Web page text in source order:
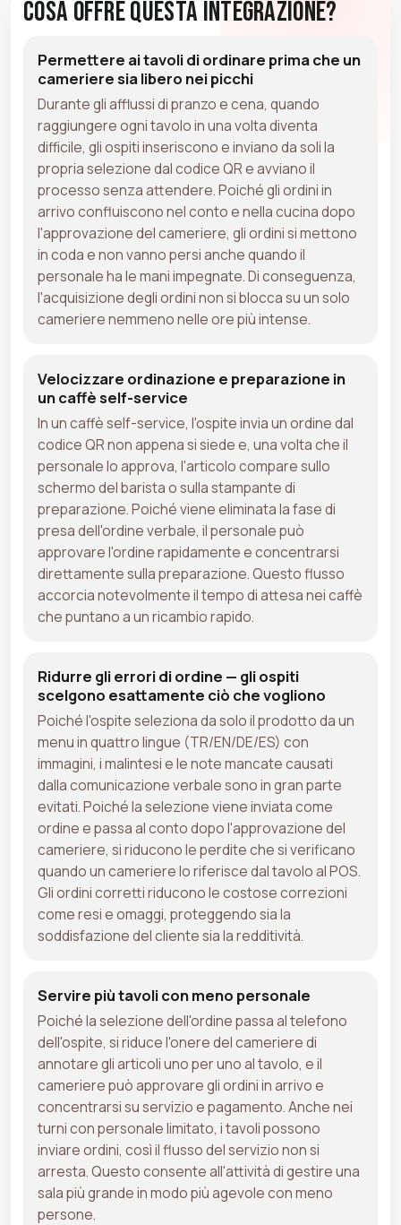
Cosa Offre Questa Integrazione?
Permettere ai tavoli di ordinare prima che un
cameriere sia libero nei picchi
Durante gli afflussi di pranzo e cena, quando
raggiungere ogni tavolo in una volta diventa
difficile, gli ospiti inseriscono e inviano da soli la
propria selezione dal codice QR e avviano il
processo senza attendere. Poiché gli ordini in
arrivo confluiscono nel conto e nella cucina dopo
l'approvazione del cameriere, gli ordini si mettono
in coda e non vanno persi anche quando il
personale ha le mani impegnate. Di conseguenza,
l'acquisizione degli ordini non si blocca su un solo
cameriere nemmeno nelle ore più intense.
Velocizzare ordinazione e preparazione in
un caffè self-service
In un caffè self-service, l'ospite invia un ordine dal
codice QR non appena si siede e, una volta che il
personale lo approva, l'articolo compare sullo
schermo del barista o sulla stampante di
preparazione. Poiché viene eliminata la fase di
presa dell'ordine verbale, il personale può
approvare l'ordine rapidamente e concentrarsi
direttamente sulla preparazione. Questo flusso
accorcia notevolmente il tempo di attesa nei caffè
che puntano a un ricambio rapido.
Ridurre gli errori di ordine — gli ospiti
scelgono esattamente ciò che vogliono
Poiché l'ospite seleziona da solo il prodotto da un
menu in quattro lingue (TR/EN/DE/ES) con
immagini, i malintesi e le note mancate causati
dalla comunicazione verbale sono in gran parte
evitati. Poiché la selezione viene inviata come
ordine e passa al conto dopo l'approvazione del
cameriere, si riducono le perdite che si verificano
quando un cameriere lo riferisce dal tavolo al POS.
Gli ordini corretti riducono le costose correzioni
come resi e omaggi, proteggendo sia la
soddisfazione del cliente sia la redditività.
Servire più tavoli con meno personale
Poiché la selezione dell'ordine passa al telefono
dell'ospite, si riduce l'onere del cameriere di
annotare gli articoli uno per uno al tavolo, e il
cameriere può approvare gli ordini in arrivo e
concentrarsi su servizio e pagamento. Anche nei
turni con personale limitato, i tavoli possono
inviare ordini, così il flusso del servizio non si
arresta. Questo consente all'attività di gestire una
sala più grande in modo più agevole con meno
persone.